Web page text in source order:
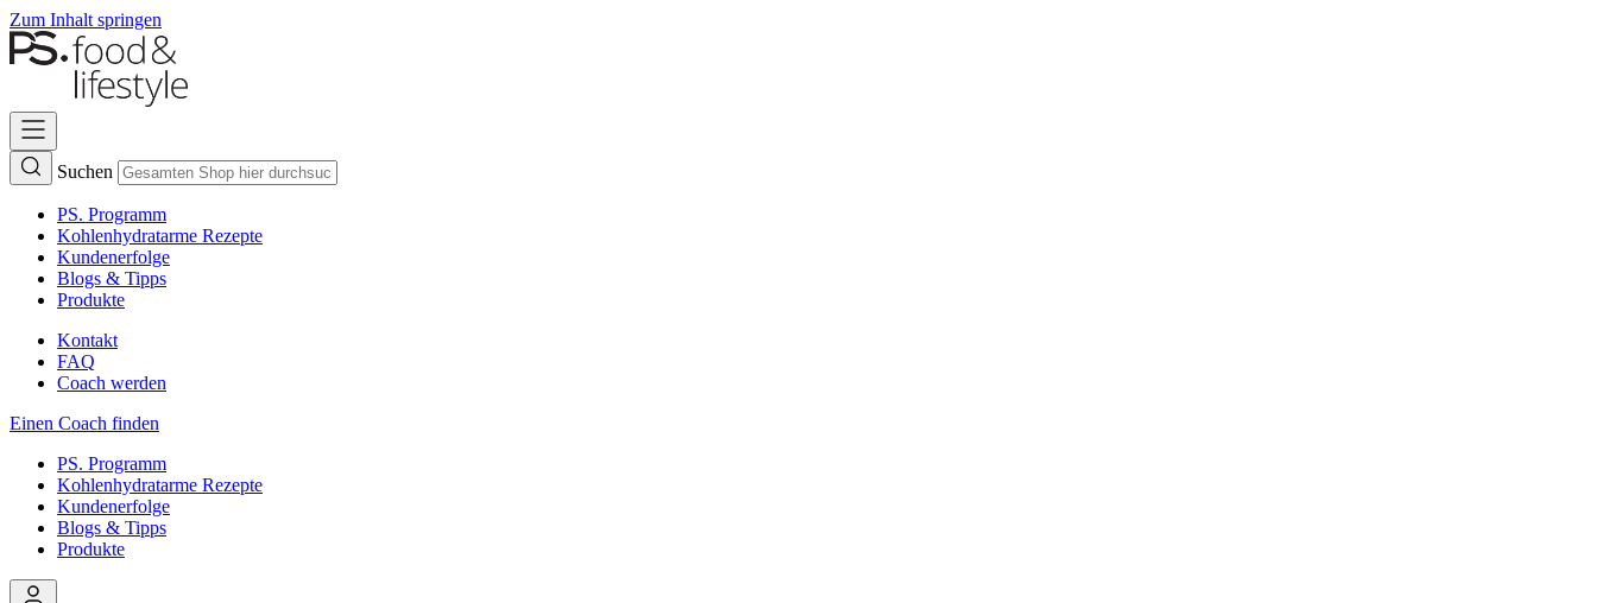
Zum Inhalt springen
Suchen
PS. Programm
Kohlenhydratarme Rezepte
Kundenerfolge
Blogs & Tipps
Produkte
Kontakt
FAQ
Coach werden
Einen Coach finden
PS. Programm
Kohlenhydratarme Rezepte
Kundenerfolge
Blogs & Tipps
Produkte